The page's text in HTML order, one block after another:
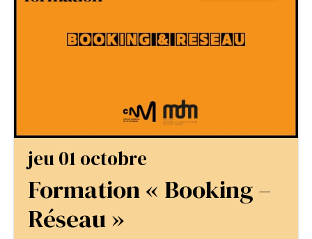
jeu 01 octobre
Formation « Booking –
Réseau »